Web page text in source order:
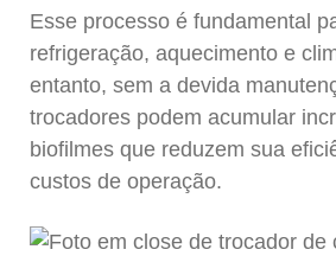
Esse processo é fundamental
refrigeração, aquecimento e
entanto, sem a devida
trocadores podem acumular
biofilmes que reduzem sua
custos de operação.